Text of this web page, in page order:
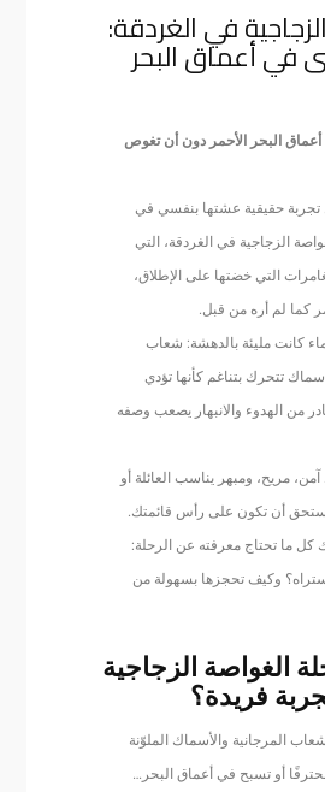
في الغردقة:
في أعماق البحر
البحر الأحمر دون أن تغوص
تجربة حقيقية عشتها بنفسي في
الزجاجية في الغردقة، التي
التي خضتها على الإطلاق،
كما لم أره من قبل.
كانت مليئة بالدهشة: شعاب
تتحرك بتناغم كأنها تؤدي
من الهدوء والانبهار يصعب وصفه
مريح، ومبهر يناسب العائلة أو
تستحق أن تكون على رأس قائمتك.
كل ما تحتاج معرفته عن الرحلة:
ستراه؟ وكيف تحجزها بسهولة من
الغواصة الزجاجية
فريدة؟
المرجانية والأسماك الملوّنة
أو تسبح في أعماق البحر…